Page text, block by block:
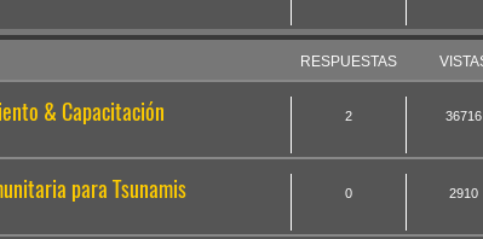
RESPUESTAS
& Capacitación 2 36716
para Tsunamis 0 2910